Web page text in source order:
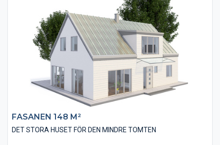
Köket, som ligger i direkt anslutning med vardagsrummet, har
utförts med en stor köksö där tillagning av måltider och
umgänge kan ske samtidigt. Huset har stora fönsterpartier
som ger ett härligt ljusinsläpp och en direktkontakt med altan
och trädgård.
FASANEN 148 M²
DET STORA HUSET FÖR DEN MINDRE TOMTEN